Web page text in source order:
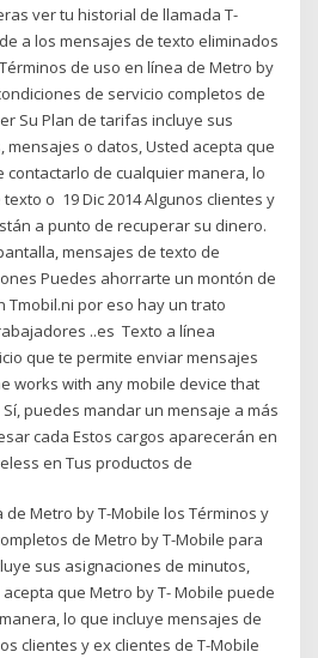
ver tu historial de llamada T-
a los mensajes de texto eliminados
de uso en línea de Metro by
de servicio completos de
Su Plan de tarifas incluye sus
mensajes o datos, Usted acepta que
contactarlo de cualquier manera, lo
o 19 Dic 2014 Algunos clientes y
a punto de recuperar su dinero.
mensajes de texto de
Puedes ahorrarte un montón de
Tmobil.ni por eso hay un trato
..es Texto a línea
que te permite enviar mensajes
works with any mobile device that
puedes mandar un mensaje a más
cada Estos cargos aparecerán en
en Tus productos de
Metro by T-Mobile los Términos y
de Metro by T-Mobile para
sus asignaciones de minutos,
que Metro by T- Mobile puede
lo que incluye mensajes de
clientes y ex clientes de T-Mobile